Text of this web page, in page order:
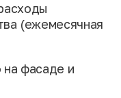
(ежемесячная
на фасаде и